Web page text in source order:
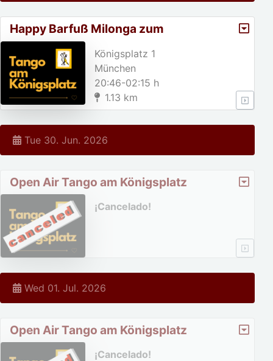
Happy Barfuß Milonga zum
sommerregen am Königsplatz
Königsplatz 1
München
20:46-02:15 h
1.13 km
Tue 30. Jun. 2026
Open Air Tango am Königsplatz
¡Cancelado!
Wed 01. Jul. 2026
Open Air Tango am Königsplatz
¡Cancelado!